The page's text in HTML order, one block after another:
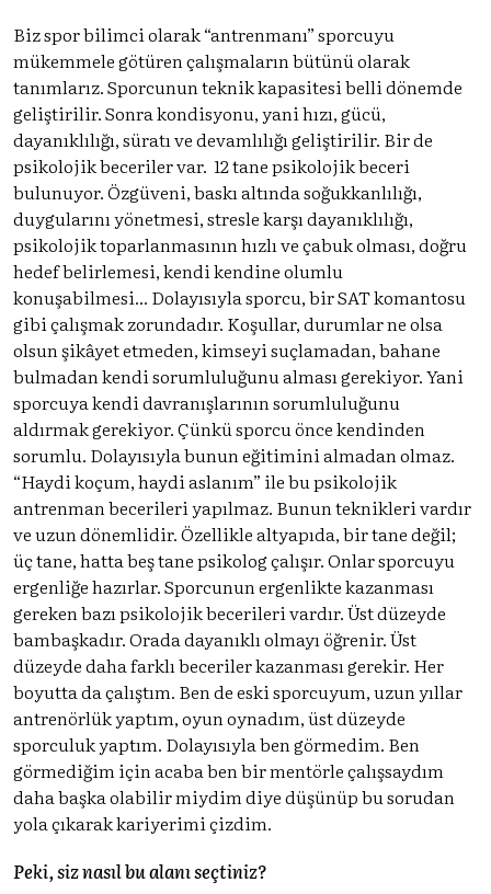
Biz spor bilimci olarak “antrenmanı” sporcuyu
mükemmele götüren çalışmaların bütünü olarak
tanımlarız. Sporcunun teknik kapasitesi belli dönemde
geliştirilir. Sonra kondisyonu, yani hızı, gücü,
dayanıklılığı, süratı ve devamlılığı geliştirilir. Bir de
psikolojik beceriler var. 12 tane psikolojik beceri
bulunuyor. Özgüveni, baskı altında soğukkanlılığı,
duygularını yönetmesi, stresle karşı dayanıklılığı,
psikolojik toparlanmasının hızlı ve çabuk olması, doğru
hedef belirlemesi, kendi kendine olumlu
konuşabilmesi... Dolayısıyla sporcu, bir SAT komantosu
gibi çalışmak zorundadır. Koşullar, durumlar ne olsa
olsun şikâyet etmeden, kimseyi suçlamadan, bahane
bulmadan kendi sorumluluğunu alması gerekiyor. Yani
sporcuya kendi davranışlarının sorumluluğunu
aldırmak gerekiyor. Çünkü sporcu önce kendinden
sorumlu. Dolayısıyla bunun eğitimini almadan olmaz.
“Haydi koçum, haydi aslanım” ile bu psikolojik
antrenman becerileri yapılmaz. Bunun teknikleri vardır
ve uzun dönemlidir. Özellikle altyapıda, bir tane değil;
üç tane, hatta beş tane psikolog çalışır. Onlar sporcuyu
ergenliğe hazırlar. Sporcunun ergenlikte kazanması
gereken bazı psikolojik becerileri vardır. Üst düzeyde
bambaşkadır. Orada dayanıklı olmayı öğrenir. Üst
düzeyde daha farklı beceriler kazanması gerekir. Her
boyutta da çalıştım. Ben de eski sporcuyum, uzun yıllar
antrenörlük yaptım, oyun oynadım, üst düzeyde
sporculuk yaptım. Dolayısıyla ben görmedim. Ben
görmediğim için acaba ben bir mentörle çalışsaydım
daha başka olabilir miydim diye düşünüp bu sorudan
yola çıkarak kariyerimi çizdim.
Peki, siz nasıl bu alanı seçtiniz?